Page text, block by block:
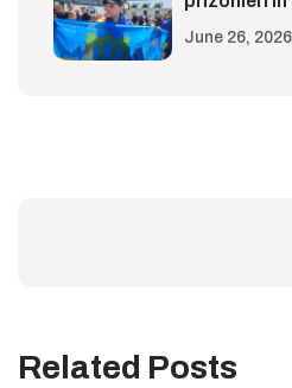
June 26, 2026
Related Posts